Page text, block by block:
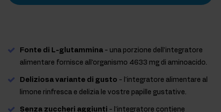
Fonte di L-glutammina - una porzione dell'integratore
alimentare fornisce all'organismo 4633 mg di aminoacido.
Deliziosa variante di gusto - l'integratore alimentare al
limone rinfresca e delizia le vostre papille gustative.
Senza zuccheri aggiunti - l'integratore contiene